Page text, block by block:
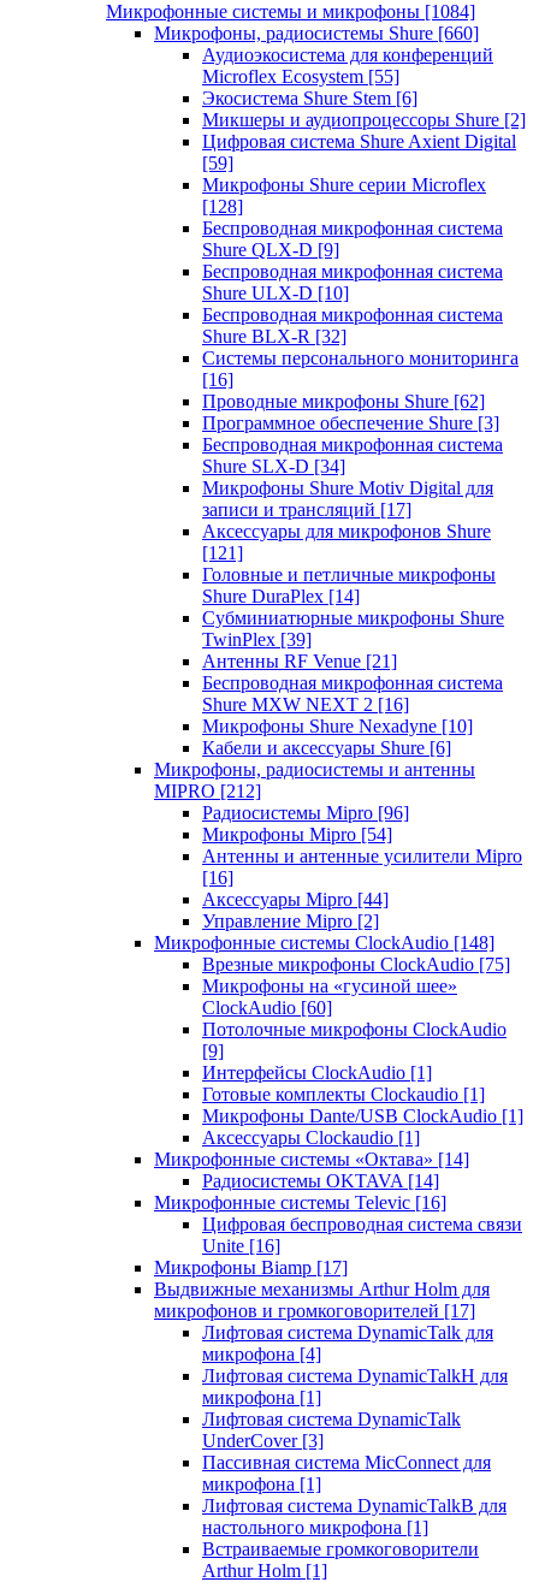
Микрофонные системы и микрофоны [1084]
Микрофоны, радиосистемы Shure [660]
Аудиоэкосистема для конференций
Microflex Ecosystem [55]
Экосистема Shure Stem [6]
Микшеры и аудиопроцессоры Shure [2]
Цифровая система Shure Axient Digital
[59]
Микрофоны Shure серии Microflex
[128]
Беспроводная микрофонная система
Shure QLX-D [9]
Беспроводная микрофонная система
Shure ULX-D [10]
Беспроводная микрофонная система
Shure BLX-R [32]
Системы персонального мониторинга
[16]
Проводные микрофоны Shure [62]
Программное обеспечение Shure [3]
Беспроводная микрофонная система
Shure SLX-D [34]
Микрофоны Shure Motiv Digital для
записи и трансляций [17]
Аксессуары для микрофонов Shure
[121]
Головные и петличные микрофоны
Shure DuraPlex [14]
Субминиатюрные микрофоны Shure
TwinPlex [39]
Антенны RF Venue [21]
Беспроводная микрофонная система
Shure MXW NEXT 2 [16]
Микрофоны Shure Nexadyne [10]
Кабели и аксессуары Shure [6]
Микрофоны, радиосистемы и антенны
MIPRO [212]
Радиосистемы Mipro [96]
Микрофоны Mipro [54]
Антенны и антенные усилители Mipro
[16]
Аксессуары Mipro [44]
Управление Mipro [2]
Микрофонные системы ClockAudio [148]
Врезные микрофоны ClockAudio [75]
Микрофоны на «гусиной шее»
ClockAudio [60]
Потолочные микрофоны ClockAudio
[9]
Интерфейсы ClockAudio [1]
Готовые комплекты Clockaudio [1]
Микрофоны Dante/USB ClockAudio [1]
Аксессуары Clockaudio [1]
Микрофонные системы «Октава» [14]
Радиосистемы OKTAVA [14]
Микрофонные системы Televic [16]
Цифровая беспроводная система связи
Unite [16]
Микрофоны Biamp [17]
Выдвижные механизмы Arthur Holm для
микрофонов и громкоговорителей [17]
Лифтовая система DynamicTalk для
микрофона [4]
Лифтовая система DynamicTalkH для
микрофона [1]
Лифтовая система DynamicTalk
UnderCover [3]
Пассивная система MicConnect для
микрофона [1]
Лифтовая система DynamicTalkB для
настольного микрофона [1]
Встраиваемые громкоговорители
Arthur Holm [1]